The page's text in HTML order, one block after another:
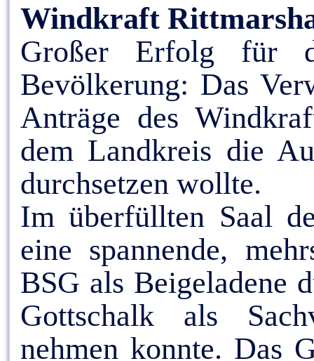
Windkraft
Großer Erfolg für
Bevölkerung: Das
Anträge des
dem Landkreis die
durchsetzen wollte.
Im überfüllten Saal
eine spannende,
BSG als Beigeladene
Gottschalk als
nehmen konnte. Das